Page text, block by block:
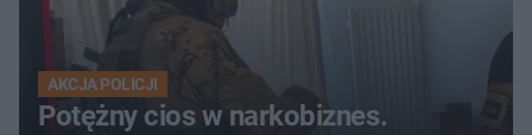
AKCJA POLICJI
Potężny cios w narkobiznes.